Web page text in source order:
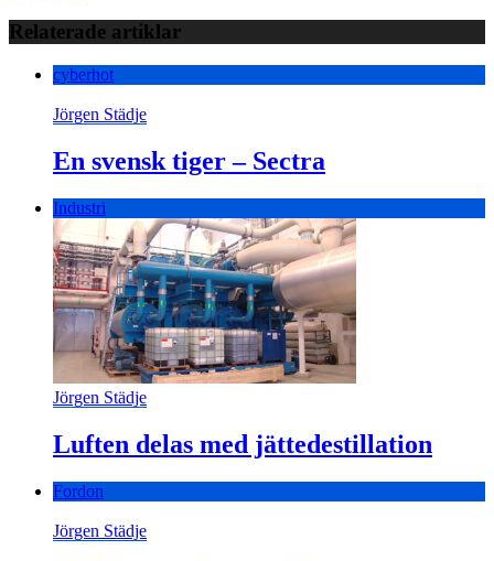
Relaterade artiklar
cyberhot
Jörgen Städje
En svensk tiger – Sectra
Industri
Jörgen Städje
Luften delas med jättedestillation
Fordon
Jörgen Städje